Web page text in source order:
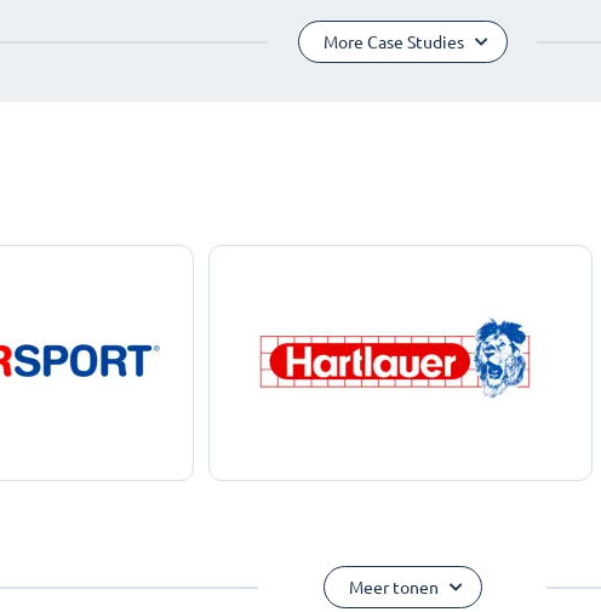
More Case Studies
Meer tonen